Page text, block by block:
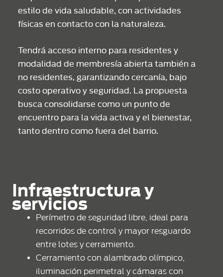
estilo de vida saludable, con actividades
físicas en contacto con la naturaleza.
Tendrá acceso interno para residentes y
modalidad de membresía abierta también a
no residentes, garantizando cercanía, bajo
costo operativo y seguridad. La propuesta
busca consolidarse como un punto de
encuentro para la vida activa y el bienestar,
tanto dentro como fuera del barrio.
Infraestructura y
servicios
Perímetro de seguridad libre, ideal para
recorridos de control y mayor resguardo
entre lotes y cerramiento.
Cerramiento con alambrado olímpico,
iluminación perimetral y cámaras con